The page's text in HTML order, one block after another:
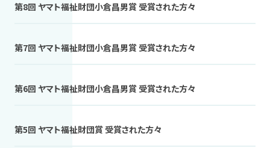
第8回 ヤマト福祉財団小倉昌男賞 受賞された方々
第7回 ヤマト福祉財団小倉昌男賞 受賞された方々
第6回 ヤマト福祉財団小倉昌男賞 受賞された方々
第5回 ヤマト福祉財団賞 受賞された方々